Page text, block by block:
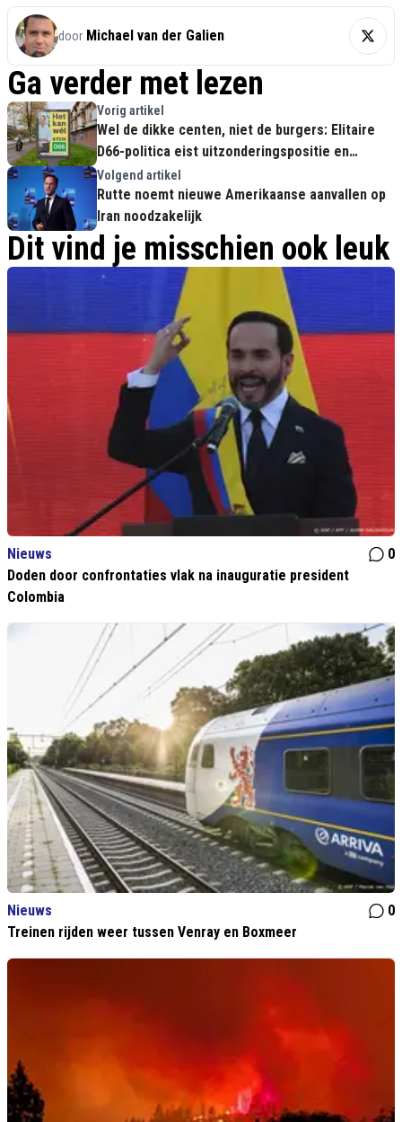
door Michael van der Galien
Ga verder met lezen
Vorig artikel
Wel de dikke centen, niet de burgers: Elitaire
D66-politica eist uitzonderingspositie en
weigert verhuizing
Volgend artikel
Rutte noemt nieuwe Amerikaanse aanvallen op
Iran noodzakelijk
Dit vind je misschien ook leuk
Nieuws
0
Doden door confrontaties vlak na inauguratie president
Colombia
Nieuws
0
Treinen rijden weer tussen Venray en Boxmeer